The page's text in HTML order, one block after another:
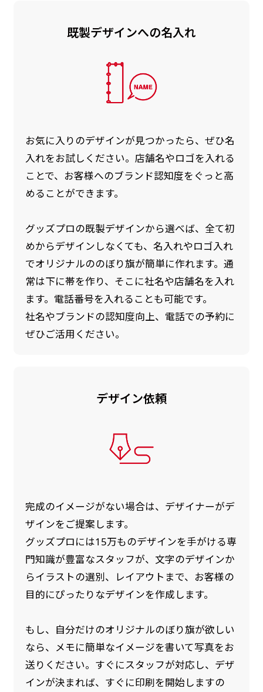
既製デザインへの名入れ
お気に入りのデザインが見つかったら、ぜひ名
入れをお試しください。店舗名やロゴを入れる
ことで、お客様へのブランド認知度をぐっと高
めることができます。
グッズプロの既製デザインから選べば、全て初
めからデザインしなくても、名入れやロゴ入れ
でオリジナルののぼり旗が簡単に作れます。通
常は下に帯を作り、そこに社名や店舗名を入れ
ます。電話番号を入れることも可能です。
社名やブランドの認知度向上、電話での予約に
ぜひご活用ください。
デザイン依頼
完成のイメージがない場合は、デザイナーがデ
ザインをご提案します。
グッズプロには15万ものデザインを手がける専
門知識が豊富なスタッフが、文字のデザインか
らイラストの選別、レイアウトまで、お客様の
目的にぴったりなデザインを作成します。
もし、自分だけのオリジナルのぼり旗が欲しい
なら、メモに簡単なイメージを書いて写真をお
送りください。すぐにスタッフが対応し、デザ
インが決まれば、すぐに印刷を開始しますの
お急ぎ［ +330円 ］
お急ぎは翌営業日発送（基本12時締め切り)枚数
によって対応できない場合、ギリギリでも対応
できる場合もあります。防炎加工、トロピカル